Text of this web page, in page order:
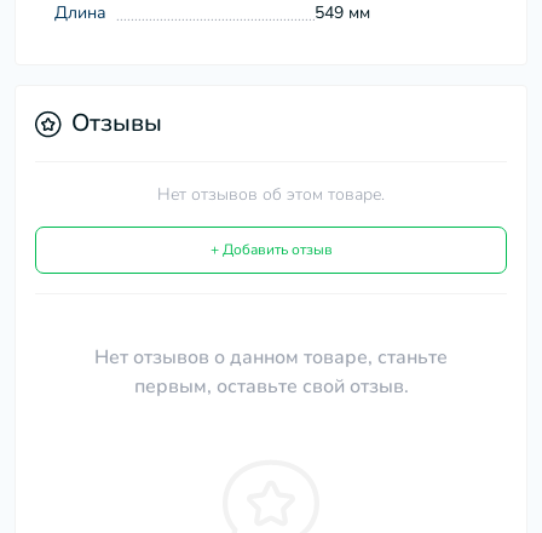
Длина 549 мм
Отзывы
Нет отзывов об этом товаре.
+ Добавить отзыв
Нет отзывов о данном товаре, станьте
первым, оставьте свой отзыв.